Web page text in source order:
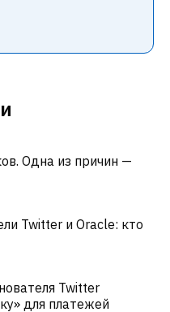
Одна из причин —
Twitter и Oracle: кто
Twitter
для платежей